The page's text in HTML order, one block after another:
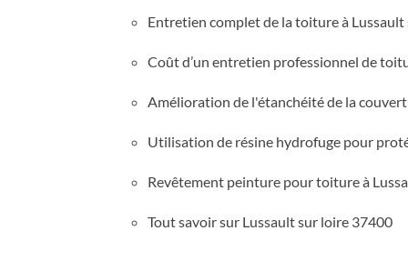
Entretien complet de la toiture à Lussault
Coût d’un entretien professionnel de
Amélioration de l'étanchéité de la
Utilisation de résine hydrofuge pour
Revêtement peinture pour toiture à
Tout savoir sur Lussault sur loire 37400